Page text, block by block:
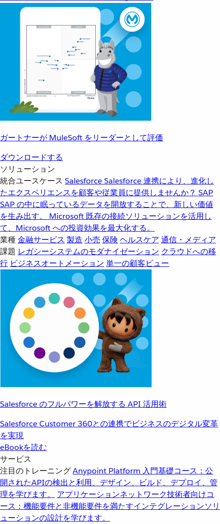
ガートナーが MuleSoft をリーダーとして評価
ダウンロードする
ソリューション
統合ユースケース SalesforceSalesforce 連携により、進化し
たエクスペリエンスを顧客や従業員に提供しませんか？ SAP
SAP の中に眠っているデータを開放することで、新しい価値
を生み出す。
Microsoft 既存の接続ソリューションを活用し
て、Microsoft への投資効果を最大化する。
業種金融サービス 製造 小売 保険 ヘルスケア 通信・メディア
課題 レガシーシステムのモダナイゼーション クラウドへの移
行 ビジネスオートメーション 単一の顧客ビュー
Salesforce のフルパワーを解放する API 活用術
Salesforce Customer 360との連携でビジネスのデジタル変革
を実現
eBookを読む
サービス
注目のトレーニングAnypoint Platform 入門基礎コース：公
開されたAPIの検出と利用、デザイン、ビルド、デプロイ、管
理を学びます。
アプリケーションネットワーク技術者向けコ
ース：機能要件と非機能要件を満たすインテグレーションソリ
ューションの設計を学びます。